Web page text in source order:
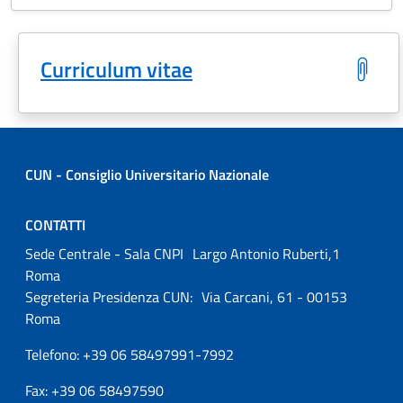
Curriculum vitae
CUN - Consiglio Universitario Nazionale
CONTATTI
Sede Centrale - Sala CNPI Largo Antonio Ruberti,1
Roma
Segreteria Presidenza CUN: Via Carcani, 61 - 00153
Roma
Telefono: +39 06 58497991-7992
Fax: +39 06 58497590